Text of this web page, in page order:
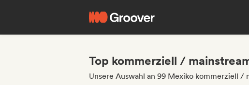
Top kommerziell /
Unsere Auswahl an 99 Mexiko kommerziell